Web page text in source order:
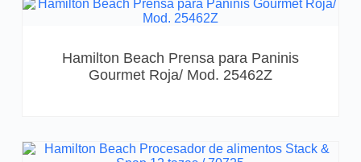
Hamilton Beach Prensa para Paninis
Gourmet Roja/ Mod. 25462Z